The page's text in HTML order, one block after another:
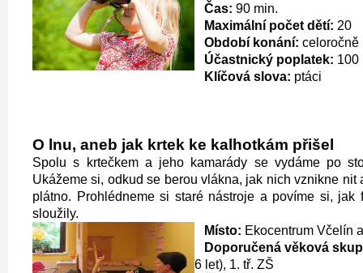
Čas: 90 min.
Maximální počet dětí: 20
Období konání: celoročně
Účastnický poplatek: 100
Klíčová slova: ptáci
O lnu, aneb jak krtek ke kalhotkám přišel
Spolu s krtečkem a jeho kamarády se vydáme po
Ukážeme si, odkud se berou vlákna, jak nich vznikne nit
plátno. Prohlédneme si staré nástroje a povíme si, jak
sloužily.
Místo: Ekocentrum Včelín
Doporučená věková
6 let), 1. tř. ZŠ